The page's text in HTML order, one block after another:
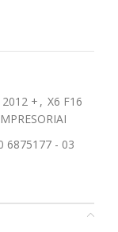
2012 + , X6 F16
6875177 - 03